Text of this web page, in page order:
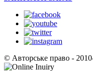
© Авторське право -